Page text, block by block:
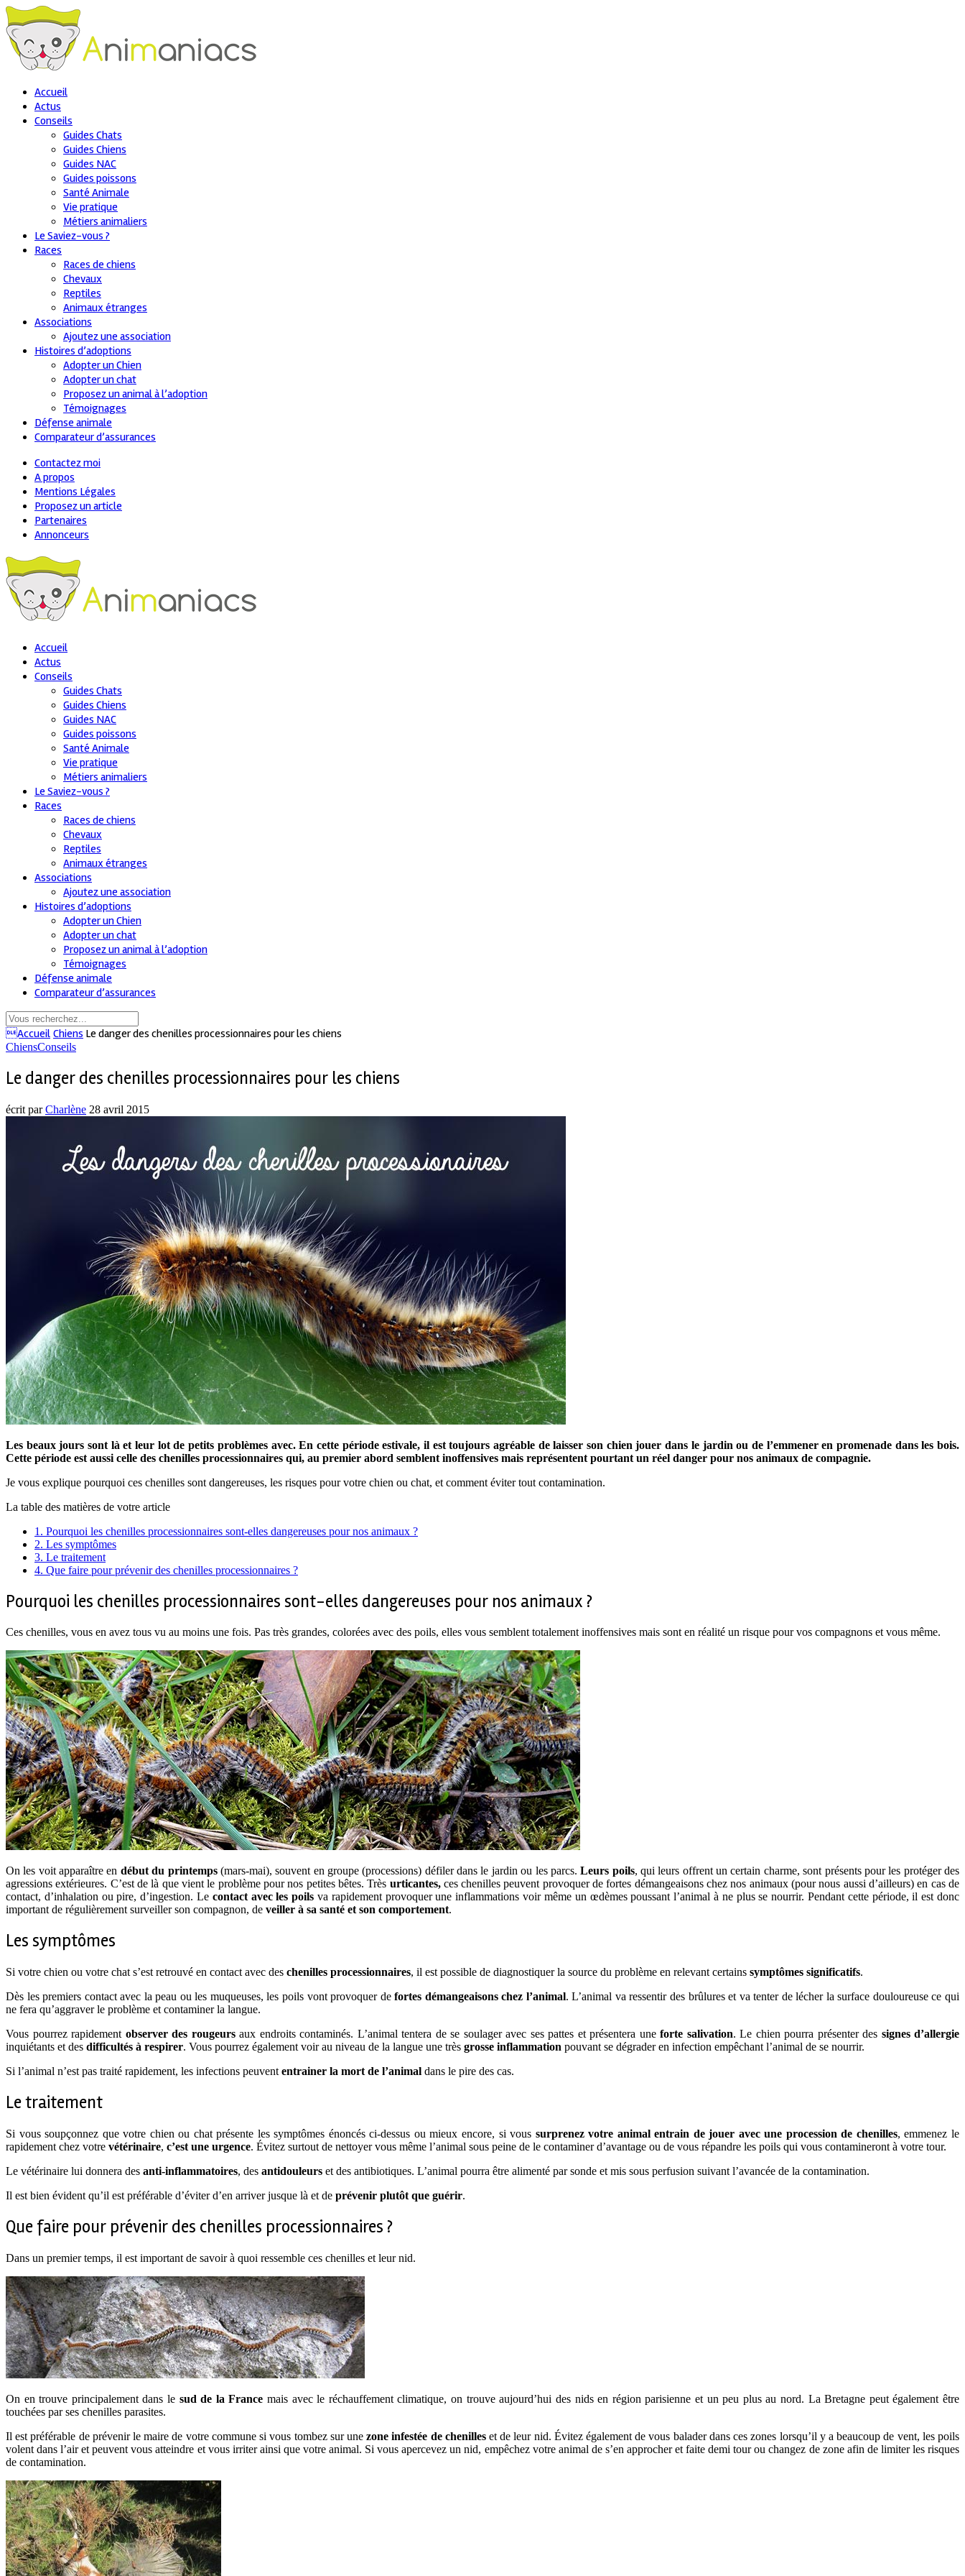
Accueil
Actus
Conseils
Guides Chats
Guides Chiens
Guides NAC
Guides poissons
Santé Animale
Vie pratique
Métiers animaliers
Le Saviez-vous ?
Races
Races de chiens
Chevaux
Reptiles
Animaux étranges
Associations
Ajoutez une association
Histoires d’adoptions
Adopter un Chien
Adopter un chat
Proposez un animal à l’adoption
Témoignages
Défense animale
Comparateur d’assurances
Contactez moi
A propos
Mentions Légales
Proposez un article
Partenaires
Annonceurs
Accueil
Actus
Conseils
Guides Chats
Guides Chiens
Guides NAC
Guides poissons
Santé Animale
Vie pratique
Métiers animaliers
Le Saviez-vous ?
Races
Races de chiens
Chevaux
Reptiles
Animaux étranges
Associations
Ajoutez une association
Histoires d’adoptions
Adopter un Chien
Adopter un chat
Proposez un animal à l’adoption
Témoignages
Défense animale
Comparateur d’assurances
Accueil Chiens Le danger des chenilles processionnaires pour les chiens
ChiensConseils
Le danger des chenilles processionnaires pour les chiens
écrit parCharlène 28 avril 2015
Les beaux jours sont là et leur lot de petits problèmes avec. En cette période estivale, il est toujours agréable de laisser son chien jouer dans le jardin ou de l’emmener en promenade dans les bois.
Cette période est aussi celle des chenilles processionnaires qui, au premier abord semblent inoffensives mais représentent pourtant un réel danger pour nos animaux de compagnie.
Je vous explique pourquoi ces chenilles sont dangereuses, les risques pour votre chien ou chat, et comment éviter tout contamination.
La table des matières de votre article
1. Pourquoi les chenilles processionnaires sont-elles dangereuses pour nos animaux ?
2. Les symptômes
3. Le traitement
4. Que faire pour prévenir des chenilles processionnaires ?
Pourquoi les chenilles processionnaires sont-elles dangereuses pour nos animaux ?
Ces chenilles, vous en avez tous vu au moins une fois. Pas très grandes, colorées avec des poils, elles vous semblent totalement inoffensives mais sont en réalité un risque pour vos compagnons et vous même.
On les voit apparaître en début du printemps (mars-mai), souvent en groupe (processions) défiler dans le jardin ou les parcs.Leurs poils, qui leurs offrent un certain charme, sont présents pour les protéger des
agressions extérieures. C’est de là que vient le problème pour nos petites bêtes. Très urticantes,ces chenilles peuvent provoquer de fortes démangeaisons chez nos animaux (pour nous aussi d’ailleurs) en cas de
contact, d’inhalation ou pire, d’ingestion. Le contact avec les poils va rapidement provoquer une inflammations voir même un œdèmes poussant l’animal à ne plus se nourrir. Pendant cette période, il est donc
important de régulièrement surveiller son compagnon, de veiller à sa santé et son comportement.
Les symptômes
Si votre chien ou votre chat s’est retrouvé en contact avec des chenilles processionnaires, il est possible de diagnostiquer la source du problème en relevant certains symptômes significatifs.
Dès les premiers contact avec la peau ou les muqueuses, les poils vont provoquer defortes démangeaisons chez l’animal. L’animal va ressentir des brûlures et va tenter de lécher la surface douloureuse ce qui
ne fera qu’aggraver le problème et contaminer la langue.
Vous pourrez rapidement observer des rougeursaux endroits contaminés. L’animal tentera de se soulager avec ses pattes et présentera une forte salivation. Le chien pourra présenter des signes d’allergie
inquiétants et des difficultés à respirer. Vous pourrez également voir au niveau de la langue une très grosse inflammation pouvant se dégrader en infection empêchant l’animal de se nourrir.
Si l’animal n’est pas traité rapidement, les infections peuvent entrainer la mort de l’animal dans le pire des cas.
Le traitement
Si vous soupçonnez que votre chien ou chat présente les symptômes énoncés ci-dessus ou mieux encore, si vous surprenez votre animal entrain de jouer avec une procession de chenilles, emmenez le
rapidement chez votre vétérinaire, c’est une urgence. Évitez surtout de nettoyer vous même l’animal sous peine de le contaminer d’avantage ou de vous répandre les poils qui vous contamineront à votre tour.
Le vétérinaire lui donnera des anti-inflammatoires, des antidouleurs et des antibiotiques. L’animal pourra être alimenté par sonde et mis sous perfusion suivant l’avancée de la contamination.
Il est bien évident qu’il est préférable d’éviter d’en arriver jusque là et de prévenir plutôt que guérir.
Que faire pour prévenir des chenilles processionnaires ?
Dans un premier temps, il est important de savoir à quoi ressemble ces chenilles et leur nid.
On en trouve principalement dans le sud de la France mais avec le réchauffement climatique, on trouve aujourd’hui des nids en région parisienne et un peu plus au nord. La Bretagne peut également être
touchées par ses chenilles parasites.
Il est préférable de prévenir le maire de votre commune si vous tombez sur unezone infestée de chenilleset de leur nid. Évitez également de vous balader dans ces zones lorsqu’il y a beaucoup de vent, les poils
volent dans l’air et peuvent vous atteindre et vous irriter ainsi que votre animal. Si vous apercevez un nid, empêchez votre animal de s’en approcher et faite demi tour ou changez de zone afin de limiter les risques
de contamination.